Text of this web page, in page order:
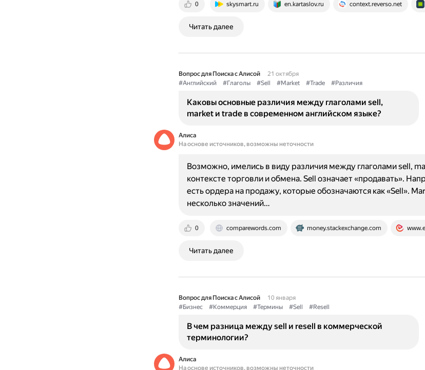
0 skysmart.ru en.kartaslov.ru context.reverso.net
Читать далее
Вопрос для Поиска с Алисой
21 октября
#Английский
#Глаголы #Sell #Market #Trade #Различия
Каковы основные различия между глаголами sell,
market и trade в современном английском языке?
Алиса
На основе источников, возможны неточности
0 comparewords.com money.stackexchange.com
Возможно, имелись в виду различия между глаголами sell,
контексте торговли и обмена. Sell означает «продавать».
есть ордера на продажу, которые обозначаются как «Sell».
несколько значений…
Читать далее
Вопрос для Поиска с Алисой
10 января
#Бизнес
#Коммерция #Термины #Sell #Resell
В чем разница между sell и resell в коммерческой
терминологии?
Алиса
На основе источников, возможны неточности